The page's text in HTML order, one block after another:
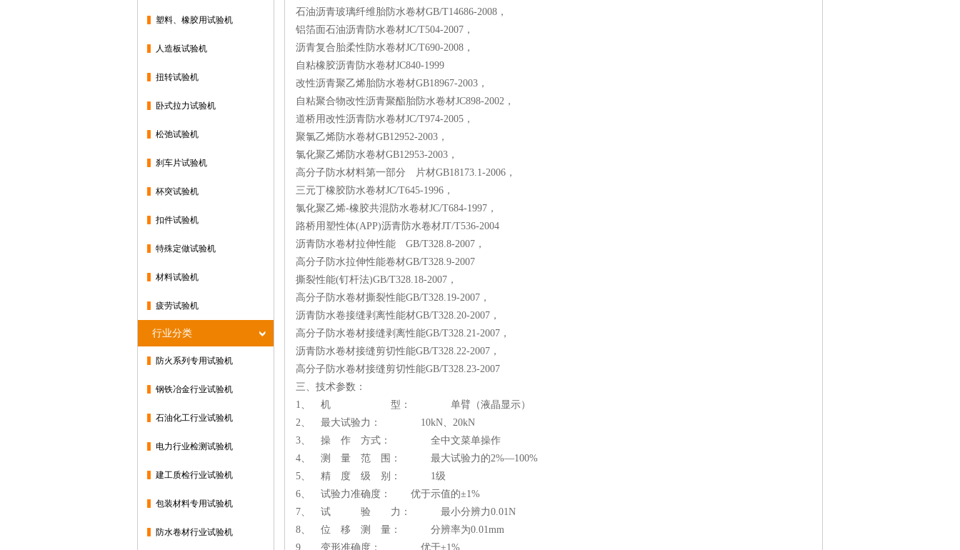
塑料、橡胶用试验机
人造板试验机
扭转试验机
卧式拉力试验机
松弛试验机
刹车片试验机
杯突试验机
扣件试验机
特殊定做试验机
材料试验机
疲劳试验机
行业分类
防火系列专用试验机
钢铁冶金行业试验机
石油化工行业试验机
电力行业检测试验机
建工质检行业试验机
包装材料专用试验机
防水卷材行业试验机
石油沥青玻璃纤维胎防水卷材GB/T14686-2008，
铝箔面石油沥青防水卷材JC/T504-2007，
沥青复合胎柔性防水卷材JC/T690-2008，
自粘橡胶沥青防水卷材JC840-1999
改性沥青聚乙烯胎防水卷材GB18967-2003，
自粘聚合物改性沥青聚酯胎防水卷材JC898-2002，
道桥用改性沥青防水卷材JC/T974-2005，
聚氯乙烯防水卷材GB12952-2003，
氯化聚乙烯防水卷材GB12953-2003，
高分子防水材料第一部分 片材GB18173.1-2006，
三元丁橡胶防水卷材JC/T645-1996，
氯化聚乙烯-橡胶共混防水卷材JC/T684-1997，
路桥用塑性体(APP)沥青防水卷材JT/T536-2004
沥青防水卷材拉伸性能 GB/T328.8-2007，
高分子防水拉伸性能卷材GB/T328.9-2007
撕裂性能(钉杆法)GB/T328.18-2007，
高分子防水卷材撕裂性能GB/T328.19-2007，
沥青防水卷接缝剥离性能材GB/T328.20-2007，
高分子防水卷材接缝剥离性能GB/T328.21-2007，
沥青防水卷材接缝剪切性能GB/T328.22-2007，
高分子防水卷材接缝剪切性能GB/T328.23-2007
三、技术参数：
1、 机 型： 单臂（液晶显示）
2、 最大试验力： 10kN、20kN
3、 操 作 方式： 全中文菜单操作
4、 测 量 范 围： 最大试验力的2%—100%
5、 精 度 级 别： 1级
6、 试验力准确度： 优于示值的±1%
7、 试 验 力： 最小分辨力0.01N
8、 位 移 测 量： 分辨率为0.01mm
9、 变形准确度： 优于±1%